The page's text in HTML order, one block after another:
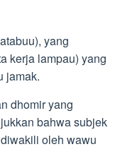
kerja lampau) yang
jamak.
dhomir yang
bahwa subjek
oleh wawu